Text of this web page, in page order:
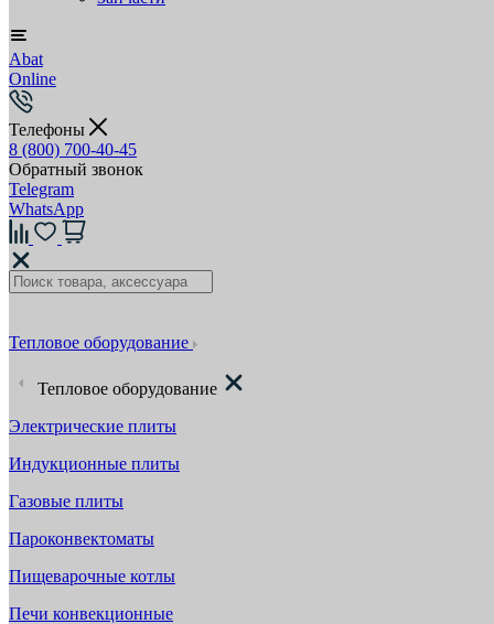
Abat
Online
Телефоны
8 (800) 700-40-45
Обратный звонок
Telegram
WhatsApp
Тепловое оборудование
Тепловое оборудование
Электрические плиты
Индукционные плиты
Газовые плиты
Пароконвектоматы
Пищеварочные котлы
Печи конвекционные